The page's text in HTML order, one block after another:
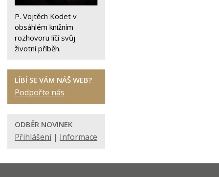
P. Vojtěch Kodet v
obsáhlém knižním
rozhovoru líčí svůj
životní příběh.
LÍBÍ SE VÁM NÁŠ WEB?
Podpořte nás
ODBĚR NOVINEK
Přihlášení| Informace